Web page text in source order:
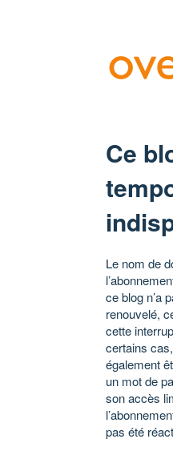
Ce
Le nom de
ce blog n’a
renouvelé,
cette
certains
également
un mot de
son accès
pas été